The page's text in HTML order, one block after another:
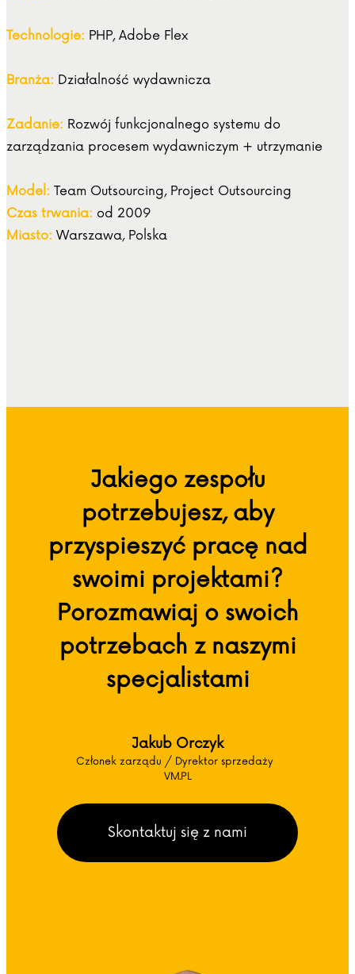
Technologie: PHP, Adobe Flex
Branża: Działalność wydawnicza
Zadanie: Rozwój funkcjonalnego systemu do
zarządzania procesem wydawniczym + utrzymanie
Model: Team Outsourcing, Project Outsourcing
Czas trwania: od 2009
Miasto: Warszawa, Polska
Jakiego zespołu
potrzebujesz, aby
przyspieszyć pracę nad
swoimi projektami?
Porozmawiaj o swoich
potrzebach z naszymi
specjalistami
Jakub Orczyk
Członek zarządu / Dyrektor sprzedaży
VM.PL
Skontaktuj się z nami